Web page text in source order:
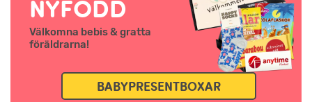
NYFÖDD
Välkomna bebis & gratta
föräldrarna!
BABYPRESENTBOXAR